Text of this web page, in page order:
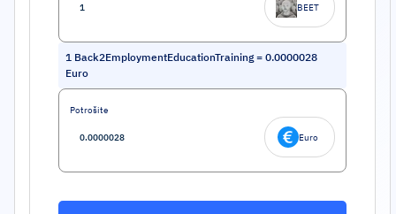
BEET
1 Back2EmploymentEducationTraining= 0.0000028
Euro
Potrošite
Euro